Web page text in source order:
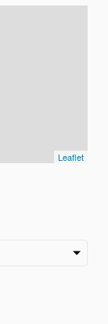
the items on
Leaflet